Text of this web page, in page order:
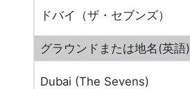
ドバイ（ザ・セブンズ）
グラウンドまたは地名(英語)
Dubai (The Sevens)